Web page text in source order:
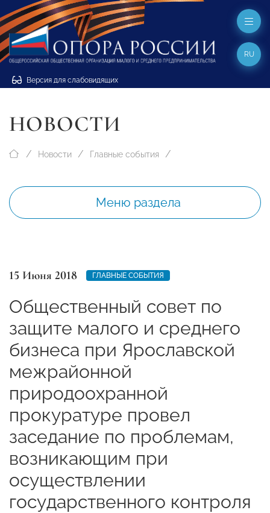
Версия для слабовидящих
RU
НОВОСТИ
Новости Главные события
Меню раздела
15 Июня 2018 ГЛАВНЫЕ СОБЫТИЯ
Общественный совет по
защите малого и среднего
бизнеса при Ярославской
межрайонной
природоохранной
прокуратуре провел
заседание по проблемам,
возникающим при
осуществлении
государственного контроля